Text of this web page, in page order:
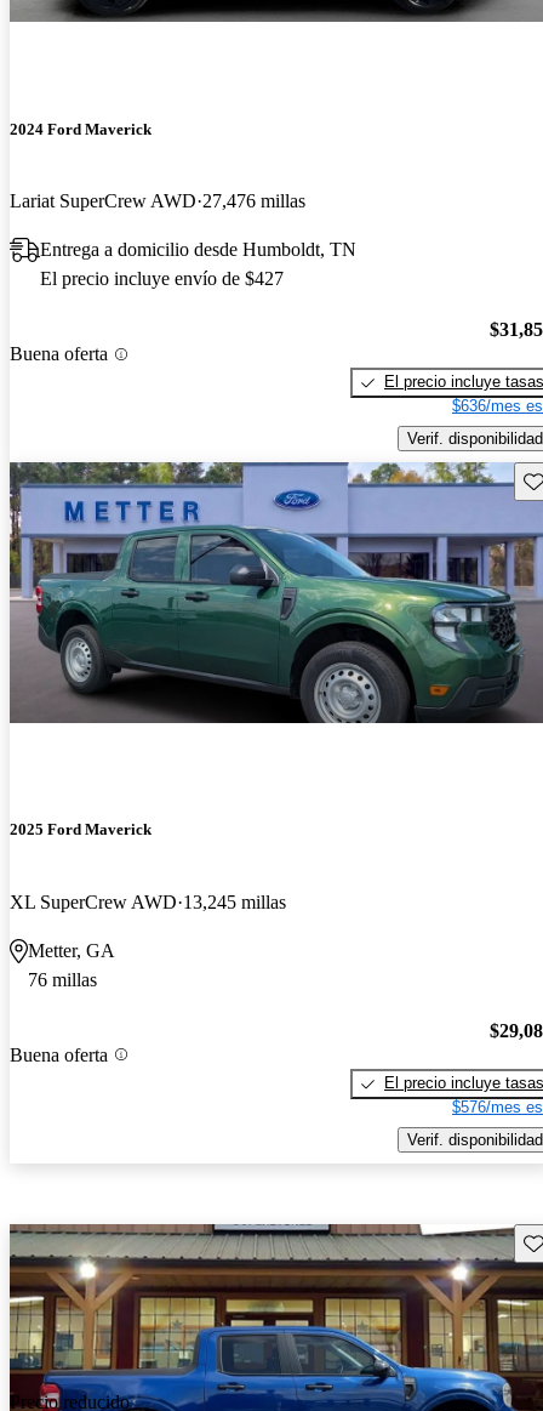
2024 Ford Maverick
Lariat SuperCrew AWD 27,476 millas
Entrega a domicilio desde Humboldt, TN
El precio incluye envío de $427
Buena oferta
El precio incluye tasas
$636/mes
Verif. disponibilidad
2025 Ford Maverick
XL SuperCrew AWD 13,245 millas
Metter, GA
76 millas
Buena oferta
El precio incluye tasas
$576/mes
Verif. disponibilidad
Precio reducido